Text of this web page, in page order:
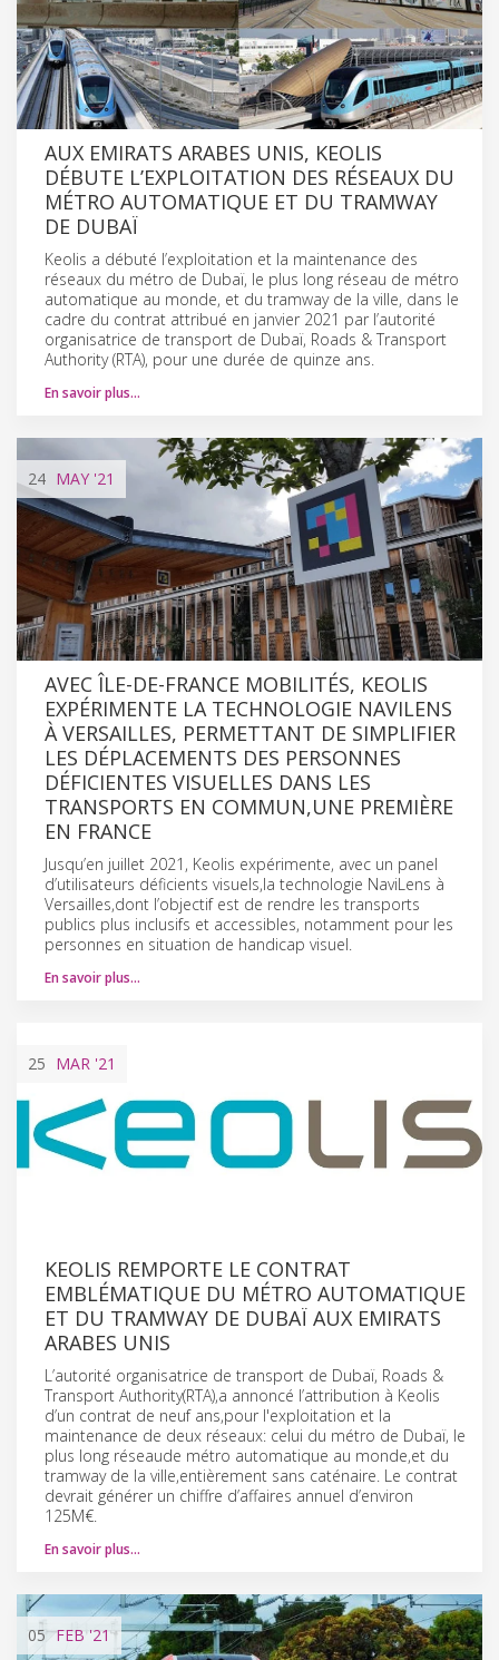
AUX EMIRATS ARABES UNIS, KEOLIS
DÉBUTE L’EXPLOITATION DES RÉSEAUX DU
MÉTRO AUTOMATIQUE ET DU TRAMWAY
DE DUBAÏ
Keolis a débuté l’exploitation et la maintenance des
réseaux du métro de Dubaï, le plus long réseau de métro
automatique au monde, et du tramway de la ville, dans le
cadre du contrat attribué en janvier 2021 par l’autorité
organisatrice de transport de Dubaï, Roads & Transport
Authority (RTA), pour une durée de quinze ans.
En savoir plus…
24 MAY '21
AVEC ÎLE-DE-FRANCE MOBILITÉS, KEOLIS
EXPÉRIMENTE LA TECHNOLOGIE NAVILENS
À VERSAILLES, PERMETTANT DE SIMPLIFIER
LES DÉPLACEMENTS DES PERSONNES
DÉFICIENTES VISUELLES DANS LES
TRANSPORTS EN COMMUN,UNE PREMIÈRE
EN FRANCE
Jusqu’en juillet 2021, Keolis expérimente, avec un panel
d’utilisateurs déficients visuels,la technologie NaviLens à
Versailles,dont l’objectif est de rendre les transports
publics plus inclusifs et accessibles, notamment pour les
personnes en situation de handicap visuel.
En savoir plus…
25 MAR '21
KEOLIS REMPORTE LE CONTRAT
EMBLÉMATIQUE DU MÉTRO AUTOMATIQUE
ET DU TRAMWAY DE DUBAÏ AUX EMIRATS
ARABES UNIS
L’autorité organisatrice de transport de Dubaï, Roads &
Transport Authority(RTA),a annoncé l’attribution à Keolis
d’un contrat de neuf ans,pour l'exploitation et la
maintenance de deux réseaux: celui du métro de Dubaï, le
plus long réseaude métro automatique au monde,et du
tramway de la ville,entièrement sans caténaire. Le contrat
devrait générer un chiffre d’affaires annuel d’environ
125M€.
En savoir plus…
05 FEB'21